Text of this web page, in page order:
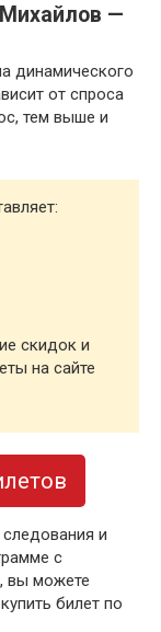
—
динамического
от спроса
тем выше и
скидок и
на сайте
и
с
вы можете
билет по